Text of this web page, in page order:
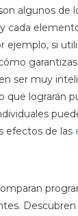
algunos de
cada
ejemplo, si
ser muy
que lograrán
efectos de las